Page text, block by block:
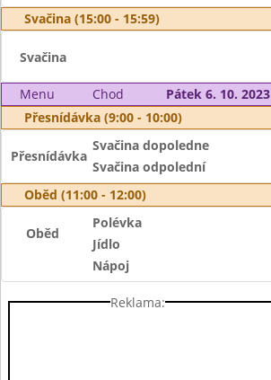
Svačina (15:00 - 15:59)
Svačina
Menu Chod
Pátek 6. 10. 2023
Přesnídávka (9:00 - 10:00)
Přesnídávka
Svačina dopoledne
Svačina odpolední
Oběd (11:00 - 12:00)
Oběd
Polévka
Jídlo
Nápoj
Reklama: